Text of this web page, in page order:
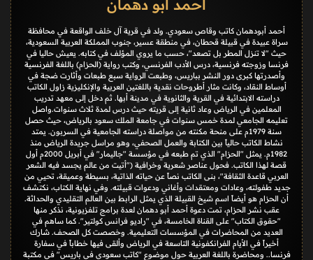
أحمد أبو دهمان
أحمد أبودهمان كاتب وقاص سعودي. ولد في قرية آل خلف الواقعة في محافظة
سراة عبيدة في قبيلة قحطان، في منطقة عسير، جنوب المملكة العربية السعودية،
حيث "لا تنزل المطر بل تصعد"، حسب ما يروي المؤلف في كتابه. يعيش حاليا في
فرنسا وزوجته فرنسية، درس الأدب الفرنسي، وكتب رواية (الحزام) باللغة الفرنسية
وأصدرتها كبرى دور النشر بباريس، وطبعت الرواية سبع طبعات وأثارت ضجة في
أوساط النقاد، وكانت مثار أطروحات نقدية باللغتين العربية والإنكليزية زاول الكاتب
دراسته الابتدائية في القرية والثانوية في مدينة أبها. ثم دخل إلى معهد تدريب
المعلمين في الرياض وعاد ثانية إلى قريته حيث درس لمدة ثلاث سنوات.واصل
تعليمه الجامعي لمدة خمس سنوات في جامعة الملك سعود بالرياض، حيث حصل
سنة 1979م على منحة مكنته من مواصلة دراسته الجامعية في السربون. يمتد
نشاط الكاتب حالياً بين الكتابة والعمل الصحفي، وهو مراسل جريدة الرياض منذ
1982م. يمثل "الحزام" الذي تم طبعه في مؤسسة "جاليمار" في أبريل 2000م أول
قصة لهذا الكاتب. فحول عناصر شعرية وخرافية ("أتيت من عالم يجسد فيه الشعر
العربي قاعدة الثقافة"، بنى الكاتب نصاً عن حياته الذاتية، بسيطة وعميقة، تحيي من
جديد طفولته، وعادات ومعتقدات وأغاني ودعوات قبيلته. وفي نهاية الكتاب، نكتشف
أن الحزام هو أيضاً اسم شيخ القبيلة الذي يمثل الرابط بين العالم التقليدي والحداثة.
عقب نشر الحزام، تمت دعوة أحمد أبو دهمان لعدة برامج تلفزيونية، نذكر منها
"حقوق الكتاب" على القناة الخامسة، في "راديو فرانس كولتير". كما ساهم في
العديد من المحاضرات في المؤسسات التعليمية. وخصصت كل الصحف. شارك
أخيراً في الأيام الفرانكفونية التاسعة في الرياض وألقى فيها خطاباً في سفارة
فرنسا.. ومحاضرة باللغة العربية حول موضوع "كاتب سعودي في باريس" في مكتبة